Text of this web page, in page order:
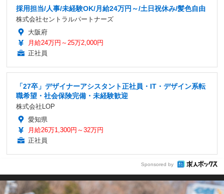
採用担当/人事/未経験OK/月給24万円～/土日祝休み/髪色自由
株式会社セントラルパートナーズ
大阪府
月給24万円～25万2,000円
正社員
「27卒」デザイナーアシスタント正社員・IT・デザイン系転
職希望・社会保険完備・未経験歓迎
株式会社LOP
愛知県
月給26万1,300円～32万円
正社員
Sponsored by